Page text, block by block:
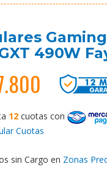
Gaming
490W
12 cuotas con
Cuotas
sin Cargo en Zonas